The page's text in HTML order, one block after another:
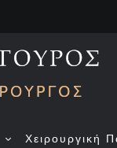
Χειρουργική